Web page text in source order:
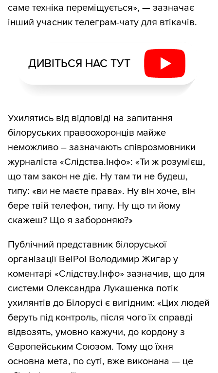
саме техніка переміщується», — зазначає
інший учасник телеграм-чату для втікачів.
ДИВІТЬСЯ НАС ТУТ
Ухилятись від відповіді на запитання
білоруських правоохоронців майже
неможливо – зазначають співрозмовники
журналіста «Слідства.Інфо»: «Ти ж розумієш,
що там закон не діє. Ну там ти не будеш,
типу: «ви не маєте права». Ну він хоче, він
бере твій телефон, типу. Ну що ти йому
скажеш? Що я забороняю?»
Публічний представник білоруської
організації BelPol Володимир Жигар у
коментарі «Слідству.Інфо» зазначив, що для
системи Олександра Лукашенка потік
ухилянтів до Білорусі є вигідним: «Цих людей
беруть під контроль, після чого їх справді
відвозять, умовно кажучи, до кордону з
Європейським Союзом. Тому що їхня
основна мета, по суті, вже виконана — це